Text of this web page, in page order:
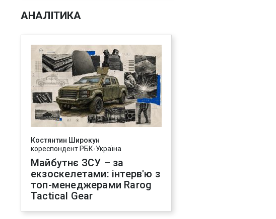
АНАЛІТИКА
Костянтин Широкун
кореспондент РБК-Україна
Майбутнє ЗСУ – за
екзоскелетами: інтерв'ю з
топ-менеджерами Rarog
Tactical Gear